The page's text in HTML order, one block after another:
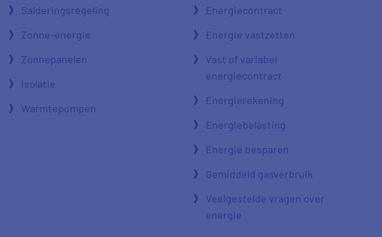
Salderingsregeling
Zonne-energie
Zonnepanelen
Isolatie
Warmtepompen
Energiecontract
Energie vastzetten
Vast of variabel
energiecontract
Energierekening
Energiebelasting
Energie besparen
Gemiddeld gasverbruik
Veelgestelde vragen over
energie